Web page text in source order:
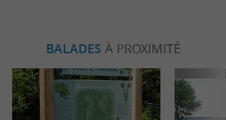
BALADES À PROXIMITÉ